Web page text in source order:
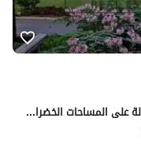
فيلا مستقلة مع مسبح مفروشة بالكامل بإطلالة على المساحات الخضراء للإيجار في قطامية هايتس Katameya heights القاهرة الجديدة من تطوير شركة ستار لايت